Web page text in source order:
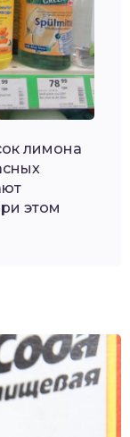
лимона
этом